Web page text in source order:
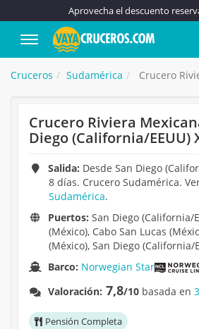
Aprovecha el descuento
Cruceros Sudamérica Crucero
Crucero Riviera
Diego (California/EEUU)
Salida: Desde San Diego
8 días. Crucero Sudamérica.
Sudamérica.
Puertos: San Diego (California/
(México), Cabo San Lucas
(México), San Diego (California/
Barco: Norwegian Star
Valoración: 7,8/10 basada en
Pensión Completa